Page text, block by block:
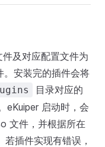
及对应配置文件为
安装完的插件会将
目录对应的
eKuiper 启动时，会
文件，并根据所在
插件实现有错误，